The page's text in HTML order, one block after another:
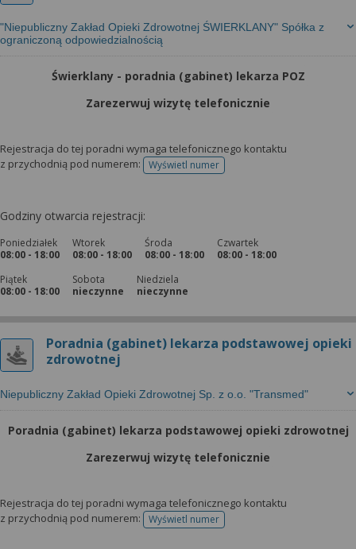
"Niepubliczny Zakład Opieki Zdrowotnej ŚWIERKLANY" Spółka z
ograniczoną odpowiedzialnością
Świerklany - poradnia (gabinet) lekarza POZ
Zarezerwuj wizytę telefonicznie
Rejestracja do tej poradni wymaga telefonicznego kontaktu
z przychodnią pod numerem:
Wyświetl numertelefonu do rejestracji
Godziny otwarcia rejestracji:
Poniedziałek
08:00 - 18:00
Wtorek
08:00 - 18:00
Środa
08:00 - 18:00
Czwartek
08:00 - 18:00
Piątek
08:00 - 18:00
Sobota
nieczynne
Niedziela
nieczynne
Poradnia (gabinet) lekarza podstawowej opieki
zdrowotnej
Niepubliczny Zakład Opieki Zdrowotnej Sp. z o.o. "Transmed"
Poradnia (gabinet) lekarza podstawowej opieki zdrowotnej
Zarezerwuj wizytę telefonicznie
Rejestracja do tej poradni wymaga telefonicznego kontaktu
z przychodnią pod numerem:
Wyświetl numertelefonu do rejestracji